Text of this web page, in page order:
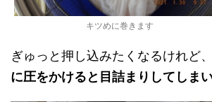
キツめに巻きます
ぎゅっと押し込みたくなるけれど
に圧をかけると目詰まりしてしまい